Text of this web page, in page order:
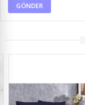
GÖNDER